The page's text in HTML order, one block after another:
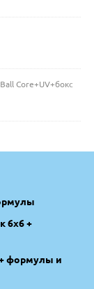
Core+UV+бокс
6х6 +
+ формулы и